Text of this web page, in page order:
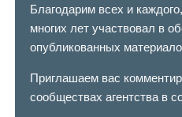
Благодарим всех и
многих лет участвовал в
опубликованных
Приглашаем вас
сообществах агентства в